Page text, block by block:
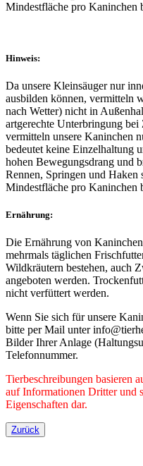
Mindestfläche pro Kaninchen
Hinweis:
Da unsere Kleinsäuger nur
ausbilden können, vermitteln
nach Wetter) nicht in
artgerechte Unterbringung
vermitteln unsere Kaninchen
bedeutet keine Einzelhaltung
hohen Bewegungsdrang und
Rennen, Springen und Haken
Mindestfläche pro Kaninchen
Ernährung:
Die Ernährung von
mehrmals täglichen
Wildkräutern bestehen, auch
angeboten werden.
nicht verfüttert werden.
Wenn Sie sich für unsere
bitte per Mail unter
Bilder Ihrer Anlage
Telefonnummer.
Tierbeschreibungen basieren
auf Informationen Dritter und
Eigenschaften dar.
Zurück